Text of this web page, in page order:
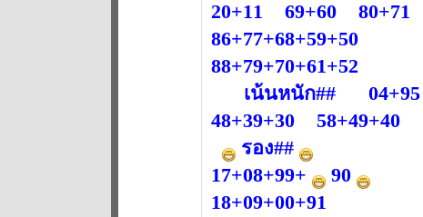
20+11 69+60 80+71
86+77+68+59+50
88+79+70+61+52
เน้นหนัก## 04+95
48+39+30 58+49+40
รอง##
17+08+99+
90
18+09+00+91